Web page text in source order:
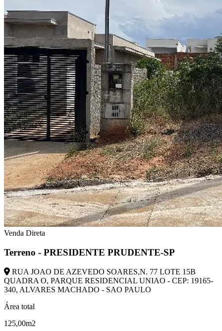
Venda Direta
Terreno - PRESIDENTE PRUDENTE-SP
RUA JOAO DE AZEVEDO SOARES,N. 77 LOTE 15B
QUADRA O, PARQUE RESIDENCIAL UNIAO - CEP: 19165-
340, ALVARES MACHADO - SAO PAULO
Área total
125,00m2